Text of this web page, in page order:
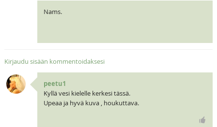
Nams.
Kirjaudu sisään kommentoidaksesi
peetu1
Kyllä vesi kielelle kerkesi tässä.
Upeaa ja hyvä kuva , houkuttava.